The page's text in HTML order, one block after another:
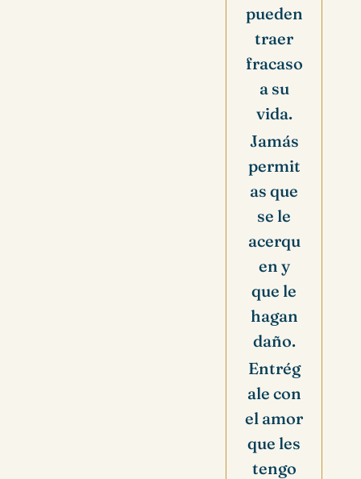
pueden
traer
fracaso
a su
vida.
Jamás
permit
as que
se le
acerqu
en y
que le
hagan
daño.
Entrég
ale con
el amor
que les
tengo